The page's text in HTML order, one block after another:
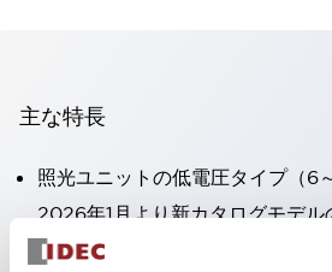
主な特長
照光ユニットの低電圧タイプ（6
2026年1月より新カタログモデ
予定